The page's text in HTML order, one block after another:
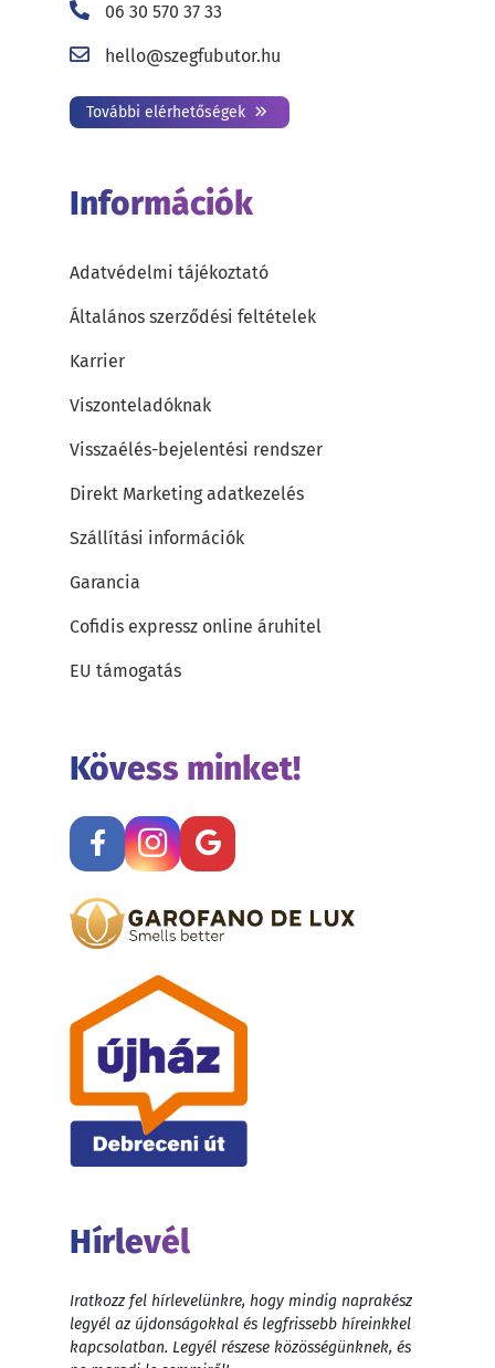
06 30 570 37 33
hello@szegfubutor.hu
További elérhetőségek
Információk
Adatvédelmi tájékoztató
Általános szerződési feltételek
Karrier
Viszonteladóknak
Visszaélés-bejelentési rendszer
Direkt Marketing adatkezelés
Szállítási információk
Garancia
Cofidis expressz online áruhitel
EU támogatás
Kövess minket!
Hírlevél
Iratkozz fel hírlevelünkre, hogy mindig naprakész
legyél az újdonságokkal és legfrissebb híreinkkel
kapcsolatban. Legyél részese közösségünknek, és